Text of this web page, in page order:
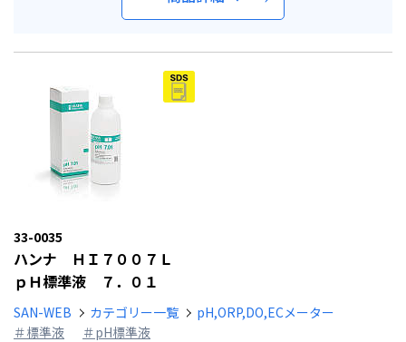
33-0035
ハンナ ＨＩ７００７Ｌ
ｐＨ標準液 ７．０１
SAN-WEB カテゴリー一覧
pH,ORP,DO,ECメーター
＃標準液
＃pH標準液